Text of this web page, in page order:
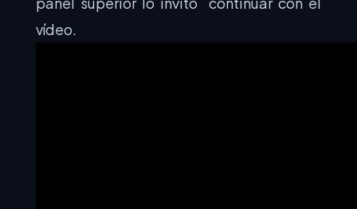
vídeo.